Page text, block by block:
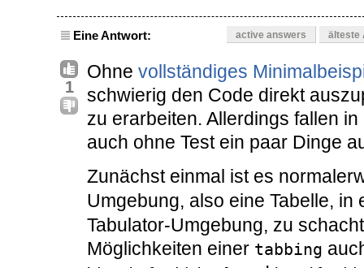
Eine Antwort: active answers älteste
1
Ohne vollständiges
schwierig den Code direkt
zu erarbeiten. Allerdings fallen
auch ohne Test ein paar Dinge
Zunächst einmal ist es
Umgebung, also eine Tabelle, in
Tabulator-Umgebung, zu
Möglichkeiten einer tabbing